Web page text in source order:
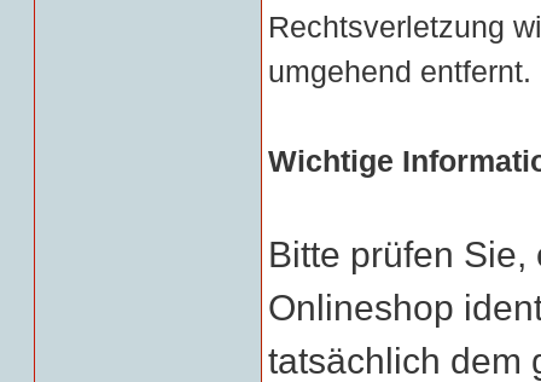
Rechtsverletzung
umgehend entfernt.
Wichtige
Bitte prüfen
Onlineshop
tatsächlich dem